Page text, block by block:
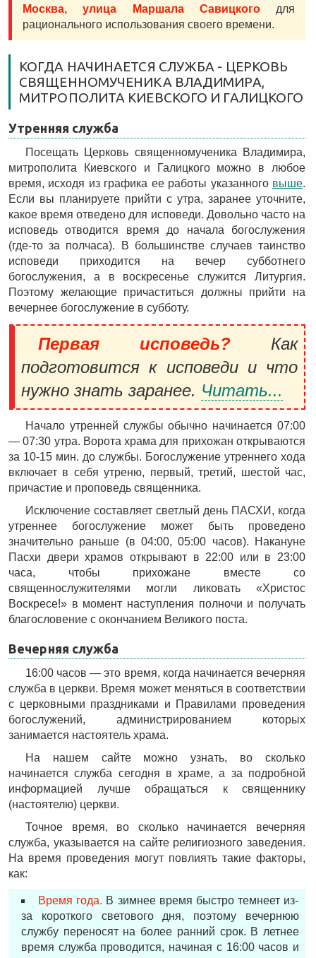
Москва, улица Маршала Савицкогодля
рационального использования своего времени.
КОГДА НАЧИНАЕТСЯ СЛУЖБА - ЦЕРКОВЬ
СВЯЩЕННОМУЧЕНИКА ВЛАДИМИРА,
МИТРОПОЛИТА КИЕВСКОГО И ГАЛИЦКОГО
Утренняя служба
Посещать Церковь священномученика Владимира,
митрополита Киевского и Галицкого можно в любое
время, исходя из графика ее работы указанного выше.
Если вы планируете прийти с утра, заранее уточните,
какое время отведено для исповеди. Довольно часто на
исповедь отводится время до начала богослужения
(где-то за полчаса). В большинстве случаев таинство
исповеди приходится на вечер субботнего
богослужения, а в воскресенье служится Литургия.
Поэтому желающие причаститься должны прийти на
вечернее богослужение в субботу.
Первая исповедь? Как
подготовится к исповеди и что
нужно знать заранее. Читать...
Начало утренней службы обычно начинается 07:00
— 07:30 утра. Ворота храма для прихожан открываются
за 10-15 мин. до службы. Богослужение утреннего хода
включает в себя утреню, первый, третий, шестой час,
причастие и проповедь священника.
Исключение составляет светлый день ПАСХИ, когда
утреннее богослужение может быть проведено
значительно раньше (в 04:00, 05:00 часов). Накануне
Пасхи двери храмов открывают в 22:00 или в 23:00
часа, чтобы прихожане вместе со
священнослужителями могли ликовать «Христос
Воскресе!» в момент наступления полночи и получать
благословение с окончанием Великого поста.
Вечерняя служба
16:00 часов — это время, когда начинается вечерняя
служба в церкви. Время может меняться в соответствии
с церковными праздниками и Правилами проведения
богослужений, администрированием которых
занимается настоятель храма.
На нашем сайте можно узнать, во сколько
начинается служба сегодня в храме, а за подробной
информацией лучше обращаться к священнику
(настоятелю) церкви.
Точное время, во сколько начинается вечерняя
служба, указывается на сайте религиозного заведения.
На время проведения могут повлиять такие факторы,
как:
Время года. В зимнее время быстро темнеет из-
за короткого светового дня, поэтому вечернюю
службу переносят на более ранний срок. В летнее
время служба проводится, начиная с 16:00 часов и